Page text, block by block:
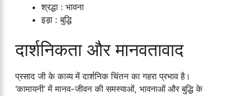
श्रद्धा : भावना
इड़ा : बुद्धि
दार्शनिकता और मानवतावाद
प्रसाद जी के काव्य में दार्शनिक चिंतन का गहरा प्रभाव है।
‘कामायनी’ में मानव-जीवन की समस्याओं, भावनाओं और बुद्धि के